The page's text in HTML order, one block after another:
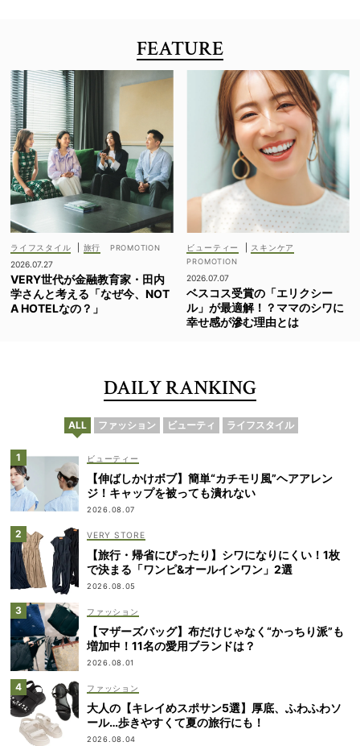
FEATURE
ライフスタイル
旅行
2026.07.27
VERY世代が金融教育家・田内
学さんと考える「なぜ今、NOT
A HOTELなの？」
ビューティー スキンケア
2026.07.07
ベスコス受賞の「エリクシー
ル」が最適解！？ママのシワに
幸せ感が滲む理由とは
DAILY RANKING
ALL ファッション ビューティ ライフスタイル
ビューティー
【伸ばしかけボブ】簡単“カチモリ風”ヘアアレン
ジ！キャップを被っても潰れない
2026.08.07
VERY STORE
【旅行・帰省にぴったり】シワになりにくい！1枚
で決まる「ワンピ&オールインワン」2選
2026.08.05
ファッション
【マザーズバッグ】布だけじゃなく“かっちり派”も
増加中！11名の愛用ブランドは？
2026.08.01
ファッション
大人の【キレイめスポサン5選】厚底、ふわふわソ
ール…歩きやすくて夏の旅行にも！
2026.08.04